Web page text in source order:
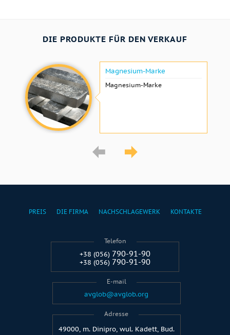
DIE PRODUKTE FÜR DEN VERKAUF
Magnesium-Marke
Magnesium-Marke
PREIS DIE FIRMA NACHSCHLAGEWERK KONTAKTE
Telefon
+38 (056) 790-91-90
+38 (056) 790-91-90
E-mail
avglob@avglob.org
Adresse
49000, m. Dinipro, wul. Kadett, Bud.